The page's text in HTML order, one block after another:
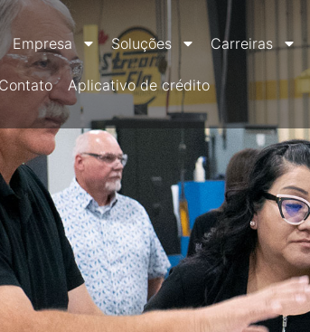
Empresa Soluções Carreiras
Contato Aplicativo de crédito